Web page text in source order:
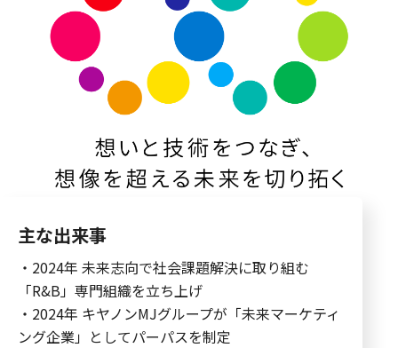
主な出来事
・2024年 未来志向で社会課題解決に取り組む
「R&B」専門組織を立ち上げ
・2024年 キヤノンMJグループが「未来マーケティ
ング企業」としてパーパスを制定